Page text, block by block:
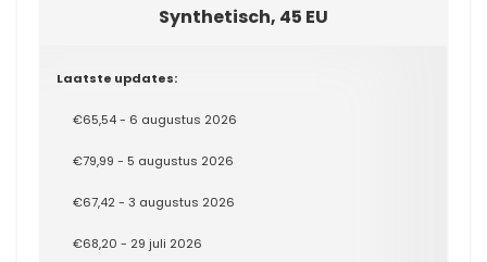
Synthetisch, 45 EU
Laatste updates:
€65,54 - 6 augustus 2026
€79,99 - 5 augustus 2026
€67,42 - 3 augustus 2026
€68,20 - 29 juli 2026